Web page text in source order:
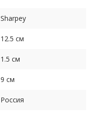
Sharpey
12.5 см
1.5 см
9 см
Россия